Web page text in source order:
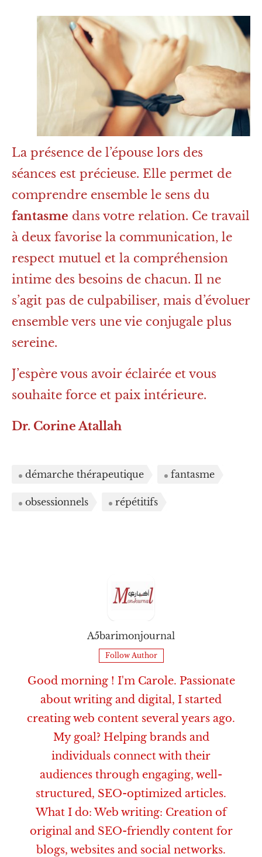
La présence de l’épouse lors des
séances est précieuse. Elle permet de
comprendre ensemble le sens du
fantasme dans votre relation. Ce travail
à deux favorise la communication, le
respect mutuel et la compréhension
intime des besoins de chacun. Il ne
s’agit pas de culpabiliser, mais d’évoluer
ensemble vers une vie conjugale plus
sereine.
J’espère vous avoir éclairée et vous
souhaite force et paix intérieure.
Dr. Corine Atallah
démarche thérapeutique fantasme
obsessionnels répétitifs
A5barimonjournal
Follow Author
Good morning ! I'm Carole. Passionate
about writing and digital, I started
creating web content several years ago.
My goal? Helping brands and
individuals connect with their
audiences through engaging, well-
structured, SEO-optimized articles.
What I do: Web writing: Creation of
original and SEO-friendly content for
blogs, websites and social networks.